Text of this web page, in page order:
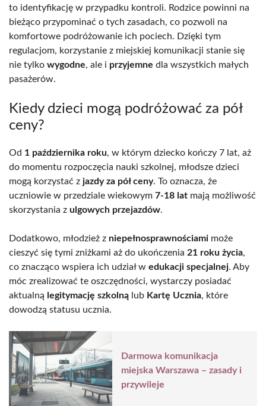
to identyfikację w przypadku kontroli. Rodzice powinni na
bieżąco przypominać o tych zasadach, co pozwoli na
komfortowe podróżowanie ich pociech. Dzięki tym
regulacjom, korzystanie z miejskiej komunikacji stanie się
nie tylko wygodne, ale i przyjemne dla wszystkich małych
pasażerów.
Kiedy dzieci mogą podróżować za pół
ceny?
Od 1 października roku, w którym dziecko kończy 7 lat, aż
do momentu rozpoczęcia nauki szkolnej, młodsze dzieci
mogą korzystać z jazdy za pół ceny. To oznacza, że
uczniowie w przedziale wiekowym 7-18 lat mają możliwość
skorzystania z ulgowych przejazdów.
Dodatkowo, młodzież z niepełnosprawnościami może
cieszyć się tymi zniżkami aż do ukończenia 21 roku życia,
co znacząco wspiera ich udział w edukacji specjalnej. Aby
móc zrealizować te oszczędności, wystarczy posiadać
aktualną legitymację szkolną lub Kartę Ucznia, które
dowodzą statusu ucznia.
Darmowa komunikacja
miejska Warszawa – zasady i
przywileje